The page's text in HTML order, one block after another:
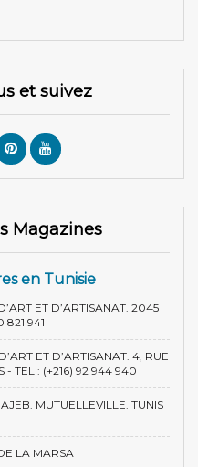
et suivez
Magazines
en Tunisie
ET D’ARTISANAT. 2045
821 941
ET D’ARTISANAT. 4, RUE
- TEL : (+216) 92 944 940
MUTUELLEVILLE. TUNIS
LA MARSA